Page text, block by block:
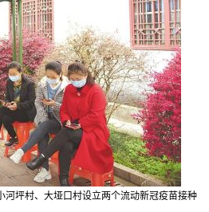
坪村、大垭口村设立两个流动新冠疫苗接种